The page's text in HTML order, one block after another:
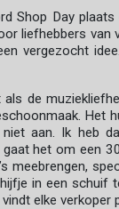
Shop Day
liefhebbers van
vergezocht
de
Het
aan. Ik heb
het om een
meebrengen,
in een schuif
elke verkoper